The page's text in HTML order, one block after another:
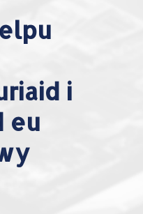
i
eu